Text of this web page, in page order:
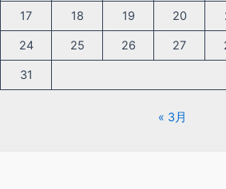
17 18 19 20
24 25 26 27
31
« 3月